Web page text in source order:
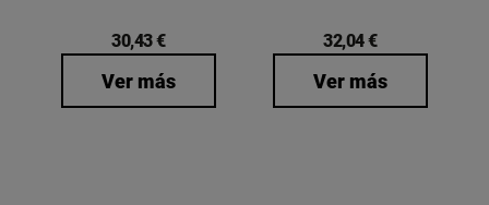
30,43 €
Ver más
32,04 €
Ver más